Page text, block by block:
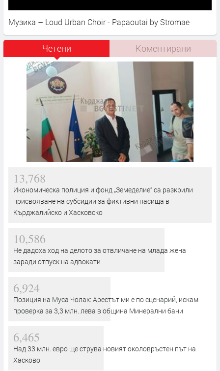
Музика – Loud Urban Choir - Papaoutai by Stromae
Четени Коментирани
13,768
Икономическа полиция и фонд „Земеделие“ са разкрили
присвояване на субсидии за фиктивни пасища в
Кърджалийско и Хасковско
10,586
Не дадоха ход на делото за отвличане на млада жена
заради отпуск на адвокати
6,924
Позиция на Муса Чолак: Арестът ми е по сценарий, искам
проверка за 3,3 млн. лева в община Минерални бани
6,465
Над 33 млн. евро ще струва новият околовръстен път на
Хасково